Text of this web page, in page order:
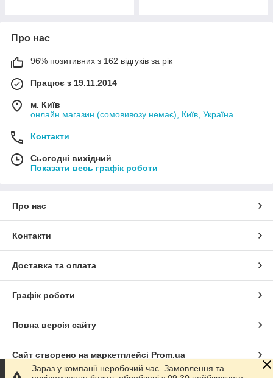
Про нас
96% позитивних з 162 відгуків за рік
Працює з 19.11.2014
м. Київ
онлайн магазин (сомовивозу немає), Київ, Україна
Контакти
Сьогодні вихідний
Показати весь графік роботи
Про нас
Контакти
Доставка та оплата
Графік роботи
Повна версія сайту
Сайт створено на маркетплейсі Prom.ua
Зараз у компанії неробочий час. Замовлення та